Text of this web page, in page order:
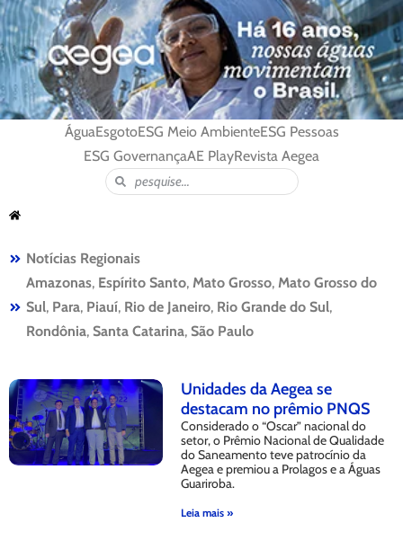
ÁguaEsgotoESG Meio AmbienteESG Pessoas
ESG GovernançaAE PlayRevista Aegea
Notícias Regionais
Amazonas, Espírito Santo, Mato Grosso, Mato Grosso do
Sul, Para, Piauí, Rio de Janeiro, Rio Grande do Sul,
Rondônia, Santa Catarina, São Paulo
Unidades da Aegea se
destacam no prêmio PNQS
Considerado o “Oscar” nacional do
setor, o Prêmio Nacional de Qualidade
do Saneamento teve patrocínio da
Aegea e premiou a Prolagos e a Águas
Guariroba.
Leia mais »